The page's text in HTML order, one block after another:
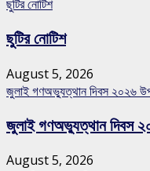
ছুটির নোটিশ
ছুটির নোটিশ
August 5, 2026
জুলাই গণঅভ্যুত্থান দিবস ২০২৬
জুলাই গণঅভ্যুত্থান দিবস
August 5, 2026